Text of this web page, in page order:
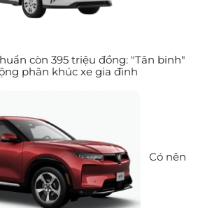
còn 395 triệu đồng: "Tân binh"
phân khúc xe gia đình
Có nên